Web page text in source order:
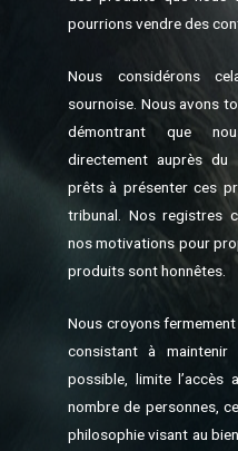
pourrions vendre des
Nous considérons
sournoise. Nous avons
démontrant que
directement auprès
prêts à présenter ces
tribunal. Nos registres
nos motivations pour
produits sont honnêtes.
Nous croyons
consistant à
possible, limite l’accès
nombre de personnes,
philosophie visant au